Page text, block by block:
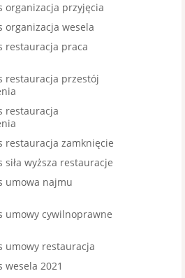
organizacja przyjęcia
organizacja wesela
restauracja praca
restauracja przestój
restauracja
restauracja zamknięcie
siła wyższa restauracje
umowa najmu
umowy cywilnoprawne
umowy restauracja
wesela 2021